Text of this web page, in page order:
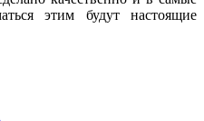
этим будут настоящие